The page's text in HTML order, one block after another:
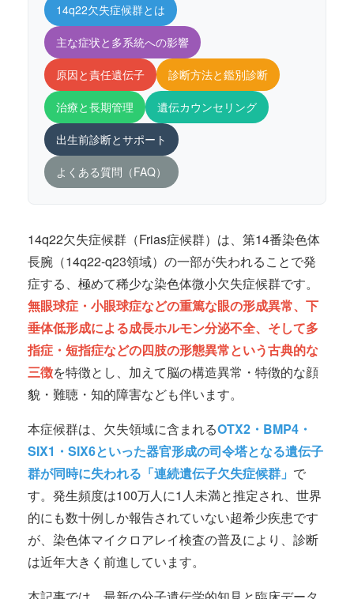
14q22欠失症候群とは
主な症状と多系統への影響
原因と責任遺伝子 診断方法と鑑別診断
治療と長期管理 遺伝カウンセリング
出生前診断とサポート
よくある質問（FAQ）
14q22欠失症候群（Frias症候群）は、第14番染色体
長腕（14q22-q23領域）の一部が失われることで発
症する、極めて稀少な染色体微小欠失症候群です。
無眼球症・小眼球症などの重篤な眼の形成異常、下
垂体低形成による成長ホルモン分泌不全、そして多
指症・短指症などの四肢の形態異常という古典的な
三徴を特徴とし、加えて脳の構造異常・特徴的な顔
貌・難聴・知的障害なども伴います。
本症候群は、欠失領域に含まれるOTX2・BMP4・
SIX1・SIX6といった器官形成の司令塔となる遺伝子
群が同時に失われる「連続遺伝子欠失症候群」 で
す。発生頻度は100万人に1人未満と推定され、世界
的にも数十例しか報告されていない超希少疾患です
が、染色体マイクロアレイ検査の普及により、診断
は近年大きく前進しています。